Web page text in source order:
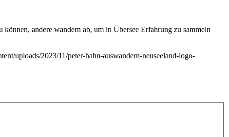
andere wandern ab, um in Übersee Erfahrung zu sammeln
uploads/2023/11/peter-hahn-auswandern-neuseeland-logo-